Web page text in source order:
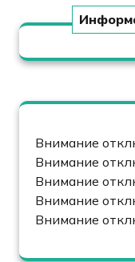
Внимание
Внимание
Внимание
Внимание
Внимание